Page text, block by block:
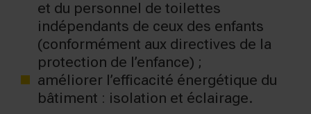
et du personnel de toilettes
indépendants de ceux des enfants
(conformément aux directives de la
protection de l’enfance) ;
améliorer l’efficacité énergétique du
bâtiment : isolation et éclairage.